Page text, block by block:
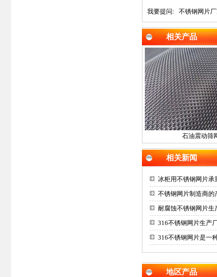
我要提问: 不锈钢网片
相关产品
石油震动筛
相关新闻
冰柜用不锈钢网片承
不锈钢网片制造商的
耐腐蚀不锈钢网片生
316不锈钢网片生产
316不锈钢网片是一
地区产品